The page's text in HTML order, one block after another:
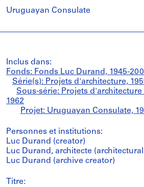
Uruguayan Consulate
Inclus dans:
Fonds: Fonds Luc Durand, 1945-
Série(s): Projets d'architecture,
Sous-série: Projets d'architecture
1962
Projet: Uruguayan Consulate,
Personnes et institutions:
Luc Durand (creator)
Luc Durand, architecte
Luc Durand (archive creator)
Titre: